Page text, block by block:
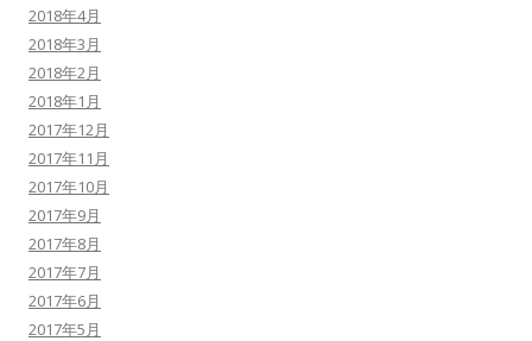
2018年4月
2018年3月
2018年2月
2018年1月
2017年12月
2017年11月
2017年10月
2017年9月
2017年8月
2017年7月
2017年6月
2017年5月